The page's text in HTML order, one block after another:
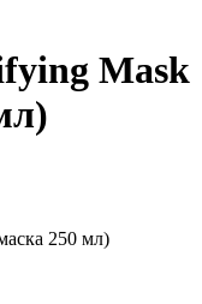
Mask
250 мл)